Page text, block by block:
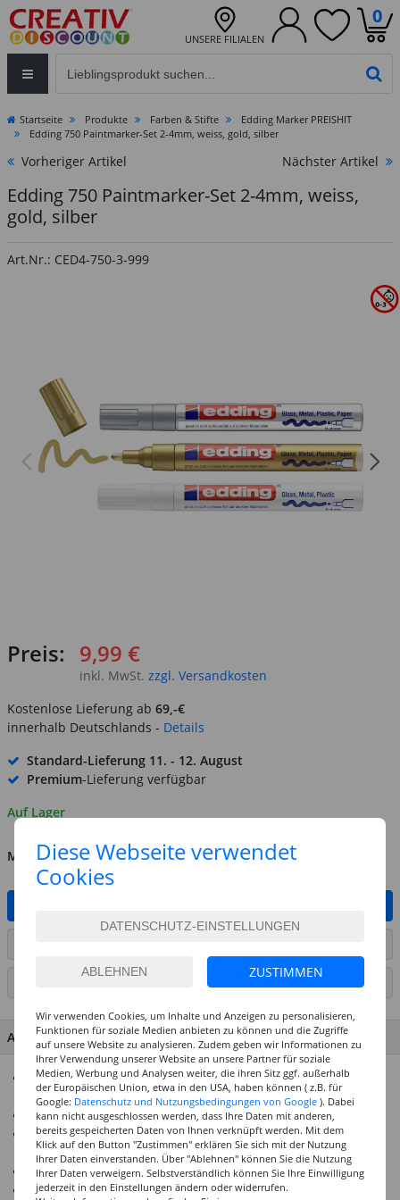
UNSERE FILIALEN
0
Startseite Produkte Farben & Stifte
Edding Marker PREISHIT
Edding 750 Paintmarker-Set 2-4mm, weiss, gold, silber
Vorheriger Artikel Nächster Artikel
Edding 750 Paintmarker-Set 2-4mm, weiss,
gold, silber
Art.Nr.: CED4-750-3-999
Preis: 9,99 €
inkl. MwSt. zzgl. Versandkosten
Kostenlose Lieferung ab 69,-€
innerhalb Deutschlands - Details
Standard-Lieferung 11. - 12. August
Premium-Lieferung verfügbar
Auf Lager
MENGE
SEITE DRUCKEN
ARTIKEL MERKMALE & DETAILS
Ideal zum Zeichnen, Malen, Basteln und Dekorieren auf
glatten Oberflächen wie Glas, Plastik, Metall
Die Rundspitze hat eine Strichbreite von 2-4 mm
Deckende Tinte für langlebige Ergebnisse im Innen- und
Außenbereich
Die Pigmenttinte trocknet schnell und ist geruchsarm
Für grenzenlose Kreativität bei Bullet Journals und Hand-
Diese Webseite verwendet
Cookies
ZUSTIMMEN
Wir verwenden Cookies, um Inhalte und Anzeigen zu personalisieren,
Funktionen für soziale Medien anbieten zu können und die Zugriffe
auf unsere Website zu analysieren. Zudem geben wir Informationen zu
Ihrer Verwendung unserer Website an unsere Partner für soziale
Medien, Werbung und Analysen weiter, die ihren Sitz ggf. außerhalb
der Europäischen Union, etwa in den USA, haben können ( z.B. für
Google: Datenschutz und Nutzungsbedingungen von Google ). Dabei
kann nicht ausgeschlossen werden, dass Ihre Daten mit anderen,
bereits gespeicherten Daten von Ihnen verknüpft werden. Mit dem
Klick auf den Button "Zustimmen" erklären Sie sich mit der Nutzung
Ihrer Daten einverstanden. Über "Ablehnen" können Sie die Nutzung
Ihrer Daten verweigern. Selbstverständlich können Sie Ihre Einwilligung
jederzeit in den Einstellungen ändern oder widerrufen.